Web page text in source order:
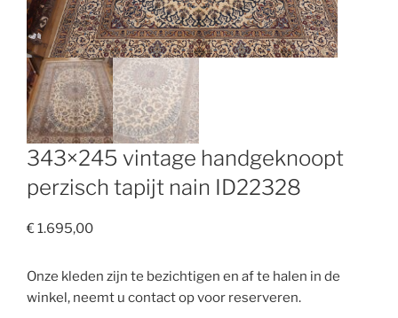
343×245 vintage handgeknoopt
perzisch tapijt nain ID22328
€1.695,00
Onze kleden zijn te bezichtigen en af te halen in de
winkel, neemt u contact op voor reserveren.